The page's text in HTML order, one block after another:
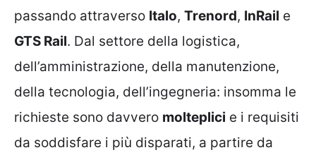
passando attraverso Italo, Trenord, InRail e
GTS Rail. Dal settore della logistica,
dell’amministrazione, della manutenzione,
della tecnologia, dell’ingegneria: insomma le
richieste sono davvero molteplici e i requisiti
da soddisfare i più disparati, a partire da